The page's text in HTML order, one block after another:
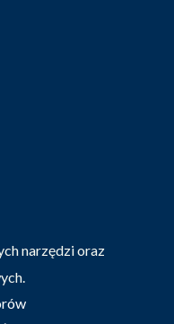
narzędzi oraz